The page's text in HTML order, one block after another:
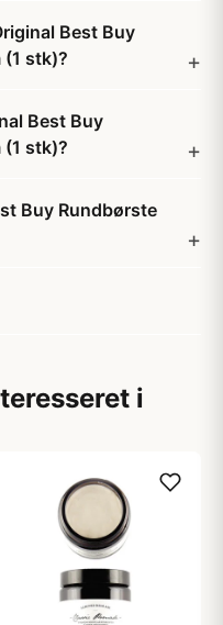
Best Buy
stk)?
Best Buy
stk)?
Buy Rundbørste
i